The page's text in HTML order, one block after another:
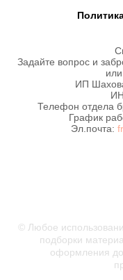
Задайте вопрос и
ИП
Телефон отдела
График
Эл.почта:
© Любое
подборки
оформления